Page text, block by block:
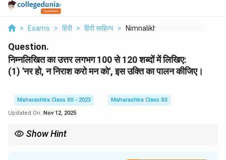
> Exams > हिंदी > हिंदी साहित्य > Nimnalikhit Ka Uttar...
Question.
निम्नलिखित का उत्तर लगभग 100 से 120 शब्दों में लिखिए:
(1) 'नर हो, न निराश करो मन को', इस उक्ति का पालन कीजिए।
Maharashtra Class XII - 2023
Maharashtra Class XII
Updated On: Nov 12, 2025
Show Hint